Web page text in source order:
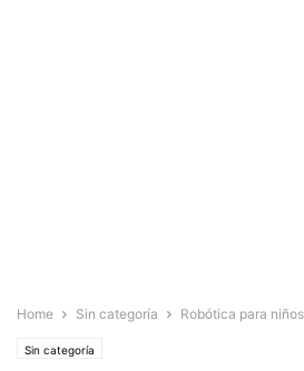
Home Sin categoría Robótica para
Sin categoría